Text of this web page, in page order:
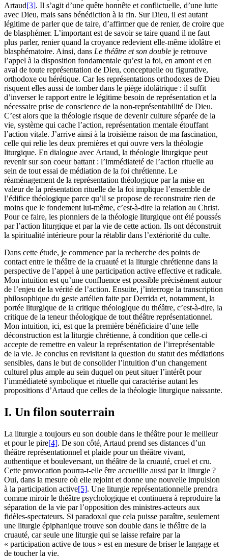
Artaud[3]. Il s’agit d’une quête honnête et conflictuelle, d’une lutte
avec Dieu, mais sans bénédiction à la fin. Sur Dieu, il est autant
légitime de parler que de taire, d’affirmer que de renier, de croire que
de blasphémer. L’important est de savoir se taire quand il ne faut
plus parler, renier quand la croyance redevient elle-même idolâtre et
blasphématoire. Ainsi, dans Le théâtre et son double je retrouve
l’appel à la disposition fondamentale qu’est la foi, en amont et en
aval de toute représentation de Dieu, conceptuelle ou figurative,
orthodoxe ou hérétique. Car les représentations orthodoxes de Dieu
risquent elles aussi de tomber dans le piège idolâtrique : il suffit
d’inverser le rapport entre le légitime besoin de représentation et la
nécessaire prise de conscience de la non-représentabilité de Dieu.
C’est alors que la théologie risque de devenir culture séparée de la
vie, système qui cache l’action, représentation mentale étouffant
l’action vitale. J’arrive ainsi à la troisième raison de ma fascination,
celle qui relie les deux premières et qui ouvre vers la théologie
liturgique. En dialogue avec Artaud, la théologie liturgique peut
revenir sur son coeur battant : l’immédiateté de l’action rituelle au
sein de tout essai de médiation de la foi chrétienne. Le
réaménagement de la représentation théologique par la mise en
valeur de la présentation rituelle de la foi implique l’ensemble de
l’édifice théologique parce qu’il se propose de reconstruire rien de
moins que le fondement lui-même, c’est-à-dire la relation au Christ.
Pour ce faire, les pionniers de la théologie liturgique ont été poussés
par l’action liturgique et par la vie de cette action. Ils ont déconstruit
la spiritualité intérieure pour la rétablir dans l’extériorité du culte.
Dans cette étude, je commence par la recherche des points de
contact entre le théâtre de la cruauté et la liturgie chrétienne dans la
perspective de l’appel à une participation active effective et radicale.
Mon intuition est qu’une confluence est possible précisément autour
de l’enjeu de la vérité de l’action. Ensuite, j’interroge la transcription
philosophique du geste artélien faite par Derrida et, notamment, la
portée liturgique de la critique théologique du théâtre, c’est-à-dire, la
critique de la teneur théologique de tout théâtre représentationnel.
Mon intuition, ici, est que la première bénéficiaire d’une telle
déconstruction est la liturgie chrétienne, à condition que celle-ci
accepte de remettre en valeur la représentation de l’irreprésentable
de la vie. Je conclus en revisitant la question du statut des médiations
sensibles, dans le but de consolider l’intuition d’un changement
culturel plus ample au sein duquel on peut situer l’intérêt pour
l’immédiateté symbolique et rituelle qui caractérise autant les
propositions d’Artaud que celles de la théologie liturgique naissante.
I. Un filon souterrain
La liturgie a toujours eu son double dans le théâtre pour le meilleur
et pour le pire[4]. De son côté, Artaud prend ses distances d’un
théâtre représentationnel et plaide pour un théâtre vivant,
authentique et bouleversant, un théâtre de la cruauté, cruel et cru.
Cette provocation pourra-t-elle être accueillie aussi par la liturgie ?
Oui, dans la mesure où elle rejoint et donne une nouvelle impulsion
à la participation active[5]. Une liturgie représentationnelle prendra
comme miroir le théâtre psychologique et continuera à reproduire la
séparation de la vie par l’opposition des ministres-acteurs aux
fidèles-spectateurs. Si paradoxal que cela puisse paraître, seulement
une liturgie épiphanique trouve son double dans le théâtre de la
cruauté, car seule une liturgie qui se laisse refaire par la
« participation active de tous » est en mesure de briser le langage et
de toucher la vie.